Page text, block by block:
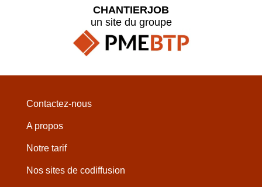
CHANTIERJOB
un site du groupe
Contactez-nous
A propos
Notre tarif
Nos sites de codiffusion